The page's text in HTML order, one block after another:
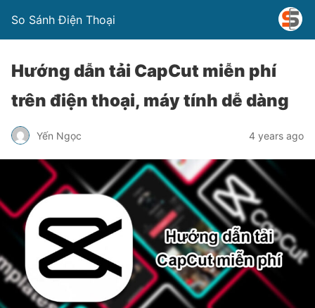
So Sánh Điện Thoại
Hướng dẫn tải CapCut miễn phí
trên điện thoại, máy tính dễ dàng
Yến Ngọc 4 years ago